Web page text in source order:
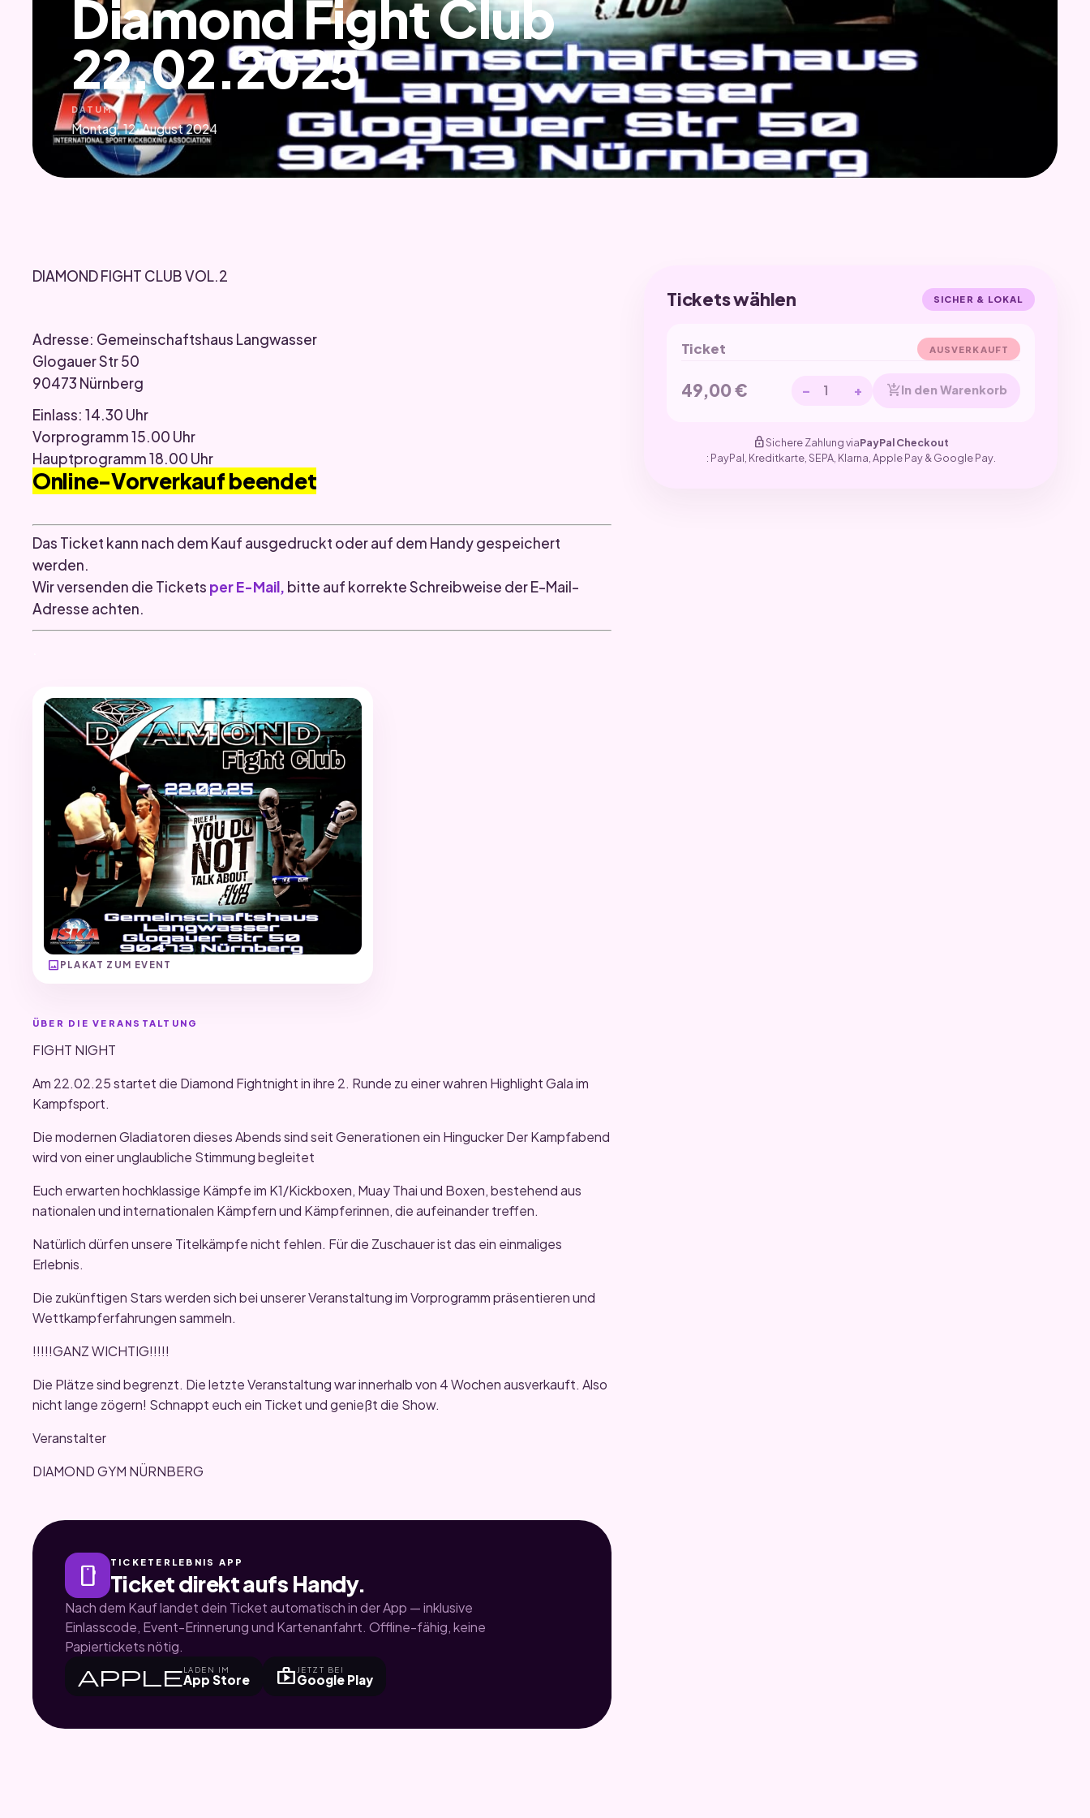
Diamond Fight Club
22.02.2025
DATUM
Montag, 12. August 2024
DIAMOND FIGHT CLUB VOL.2
Adresse: Gemeinschaftshaus Langwasser
Glogauer Str 50
90473 Nürnberg
Einlass: 14.30 Uhr
Vorprogramm 15.00 Uhr
Hauptprogramm 18.00 Uhr
Online-Vorverkauf beendet
Das Ticket kann nach dem Kauf ausgedruckt oder auf dem Handy gespeichert
werden.
Wir versenden die Tickets per E-Mail, bitte auf korrekte Schreibweise der E-Mail-
Adresse achten.
image PLAKAT ZUM EVENT
ÜBER DIE VERANSTALTUNG
FIGHT NIGHT
Am 22.02.25 startet die Diamond Fightnight in ihre 2. Runde zu einer wahren Highlight Gala im
Kampfsport.
Die modernen Gladiatoren dieses Abends sind seit Generationen ein Hingucker Der Kampfabend
wird von einer unglaubliche Stimmung begleitet
Euch erwarten hochklassige Kämpfe im K1/Kickboxen, Muay Thai und Boxen, bestehend aus
nationalen und internationalen Kämpfern und Kämpferinnen, die aufeinander treffen.
Natürlich dürfen unsere Titelkämpfe nicht fehlen. Für die Zuschauer ist das ein einmaliges
Erlebnis.
Die zukünftigen Stars werden sich bei unserer Veranstaltung im Vorprogramm präsentieren und
Wettkampferfahrungen sammeln.
!!!!!GANZ WICHTIG!!!!!
Die Plätze sind begrenzt. Die letzte Veranstaltung war innerhalb von 4 Wochen ausverkauft. Also
nicht lange zögern! Schnappt euch ein Ticket und genießt die Show.
Veranstalter
DIAMOND GYM NÜRNBERG
smartphone TICKETERLEBNIS APP
Ticket direkt aufs Handy.
Nach dem Kauf landet dein Ticket automatisch in der App — inklusive
Einlasscode, Event-Erinnerung und Kartenanfahrt. Offline-fähig, keine
Papiertickets nötig.
appleLADEN IM
App Store shop JETZT BEI
Google Play
Tickets wählen SICHER & LOKAL
Ticket AUSVERKAUFT
49,00€ − + add_shopping_cartIn den Warenkorb
lockSichere Zahlung viaPayPal Checkout
: PayPal, Kreditkarte, SEPA, Klarna, Apple Pay & Google Pay.